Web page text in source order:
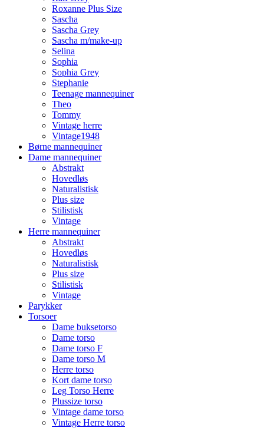
Roxanne Plus Size
Sascha
Sascha Grey
Sascha m/make-up
Selina
Sophia
Sophia Grey
Stephanie
Teenage mannequiner
Theo
Tommy
Vintage herre
Vintage1948
Børne mannequiner
Dame mannequiner
Abstrakt
Hovedløs
Naturalistisk
Plus size
Stilistisk
Vintage
Herre mannequiner
Abstrakt
Hovedløs
Naturalistisk
Plus size
Stilistisk
Vintage
Parykker
Torsoer
Dame buksetorso
Dame torso
Dame torso F
Dame torso M
Herre torso
Kort dame torso
Leg Torso Herre
Plussize torso
Vintage dame torso
Vintage Herre torso